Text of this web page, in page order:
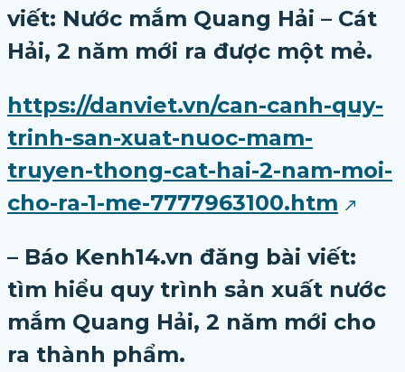
viết: Nước mắm Quang Hải – Cát
Hải, 2 năm mới ra được một mẻ.
https://danviet.vn/can-canh-quy-
trinh-san-xuat-nuoc-mam-
truyen-thong-cat-hai-2-nam-moi-
cho-ra-1-me-7777963100.htm
– Báo Kenh14.vn đăng bài viết:
tìm hiểu quy trình sản xuất nước
mắm Quang Hải, 2 năm mới cho
ra thành phẩm.